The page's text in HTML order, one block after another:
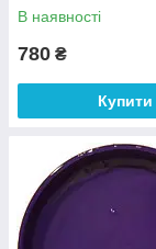
В наявності
780 ₴
Купити